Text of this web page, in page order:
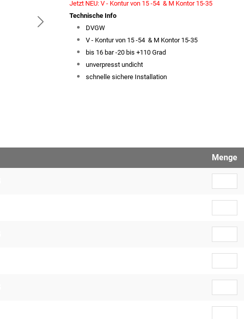
Jetzt NEU: V - Kontur von 15 -54 & M Kontor 15-35
Technische Info
DVGW
V - Kontur von 15 -54 & M Kontor 15-35
bis 16 bar -20 bis +110 Grad
unverpresst undicht
schnelle sichere Installation
Menge